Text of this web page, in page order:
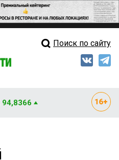
Свежий выпускПоиск по сайту
94,8366